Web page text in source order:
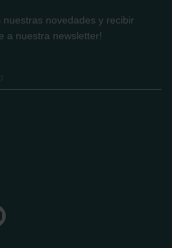
novedades y recibir
a nuestra newsletter!